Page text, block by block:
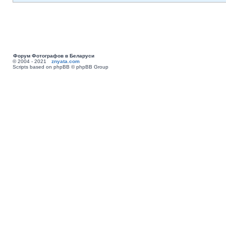
Форум Фотографов в Беларуси
© 2004 - 2021 znyata.com
Scripts based on phpBB © phpBB Group